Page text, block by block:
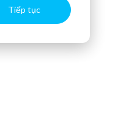
Tiếp tục